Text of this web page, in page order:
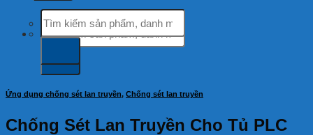
Tìm
kiếm:
Tìm
kiếm:
Ứng dụng chống sét lan truyền, Chống sét lan truyền
Chống Sét Lan Truyền Cho Tủ PLC